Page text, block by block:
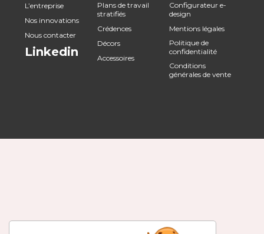
L’entreprise
Nos innovations
Nous contacter
Linkedin
Plans de travail
stratifiés
Crédences
Décors
Accessoires
Configurateur e-
design
Mentions légales
Politique de
confidentialité
Conditions
générales de vente